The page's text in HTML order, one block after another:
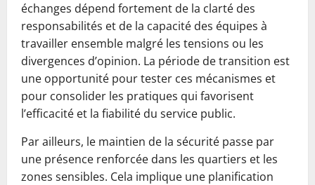
échanges dépend fortement de la clarté des
responsabilités et de la capacité des équipes à
travailler ensemble malgré les tensions ou les
divergences d’opinion. La période de transition est
une opportunité pour tester ces mécanismes et
pour consolider les pratiques qui favorisent
l’efficacité et la fiabilité du service public.
Par ailleurs, le maintien de la sécurité passe par
une présence renforcée dans les quartiers et les
zones sensibles. Cela implique une planification